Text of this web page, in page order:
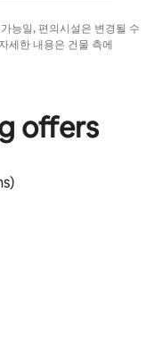
능일, 편의시설은 변경될 수
세한 내용은 건물 측에
offers